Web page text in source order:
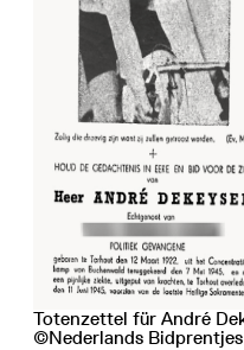
Totenzettel für André
©Nederlands